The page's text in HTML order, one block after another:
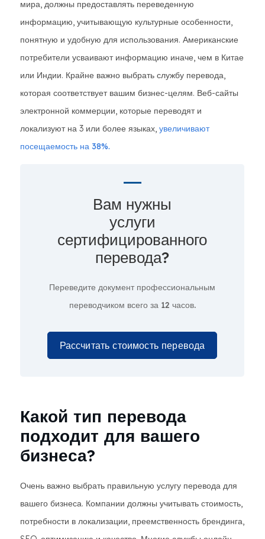
мира, должны предоставлять переведенную
информацию, учитывающую культурные особенности,
понятную и удобную для использования. Американские
потребители усваивают информацию иначе, чем в Китае
или Индии. Крайне важно выбрать службу перевода,
которая соответствует вашим бизнес-целям. Веб-сайты
электронной коммерции, которые переводят и
локализуют на 3 или более языках, увеличивают
посещаемость на 38%.
Вам нужны
услуги
сертифицированного
перевода?
Переведите документ профессиональным
переводчиком всего за 12 часов.
Рассчитать стоимость перевода
Какой тип перевода
подходит для вашего
бизнеса?
Очень важно выбрать правильную услугу перевода для
вашего бизнеса. Компании должны учитывать стоимость,
потребности в локализации, преемственность брендинга,